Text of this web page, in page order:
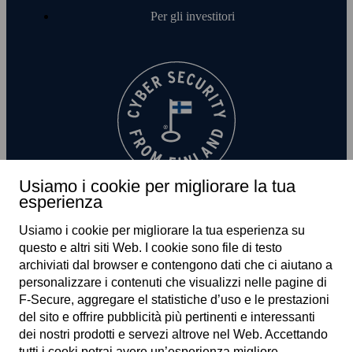
Per gli investitori
IT
Usiamo i cookie per migliorare la tua
esperienza
Usiamo i cookie per migliorare la tua esperienza su
questo e altri siti Web. I cookie sono file di testo
archiviati dal browser e contengono dati che ci aiutano a
personalizzare i contenuti che visualizzi nelle pagine di
F‑Secure, aggregare el statistiche d’uso e le prestazioni
del sito e offrire pubblicità più pertinenti e interessanti
dei nostri prodotti e servezi altrove nel Web. Accettando